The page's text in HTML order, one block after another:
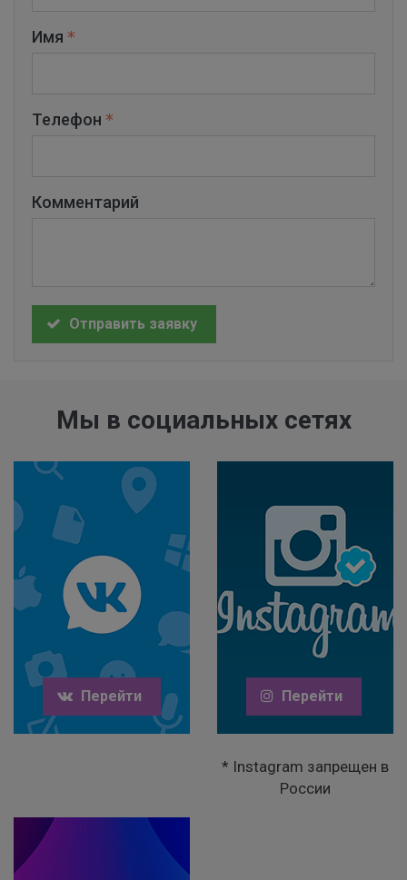
Имя
Телефон
Комментарий
Отправить заявку
Мы в социальных сетях
Перейти Перейти
* Instagram запрещен в
России